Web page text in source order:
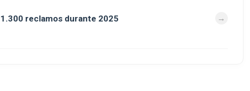
reclamos durante 2025